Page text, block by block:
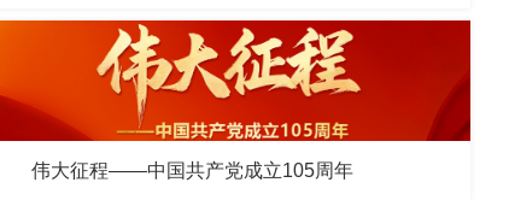
伟大征程——中国共产党成立105周年